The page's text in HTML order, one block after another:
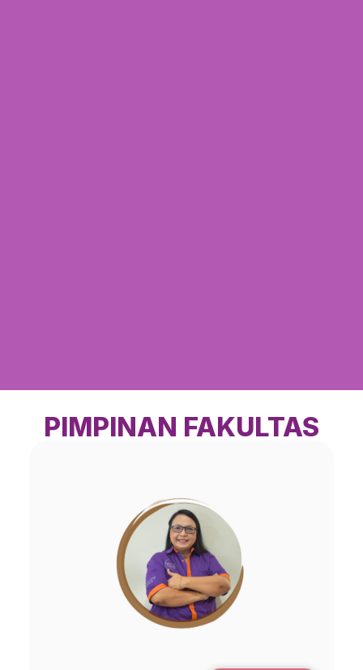
PIMPINAN FAKULTAS